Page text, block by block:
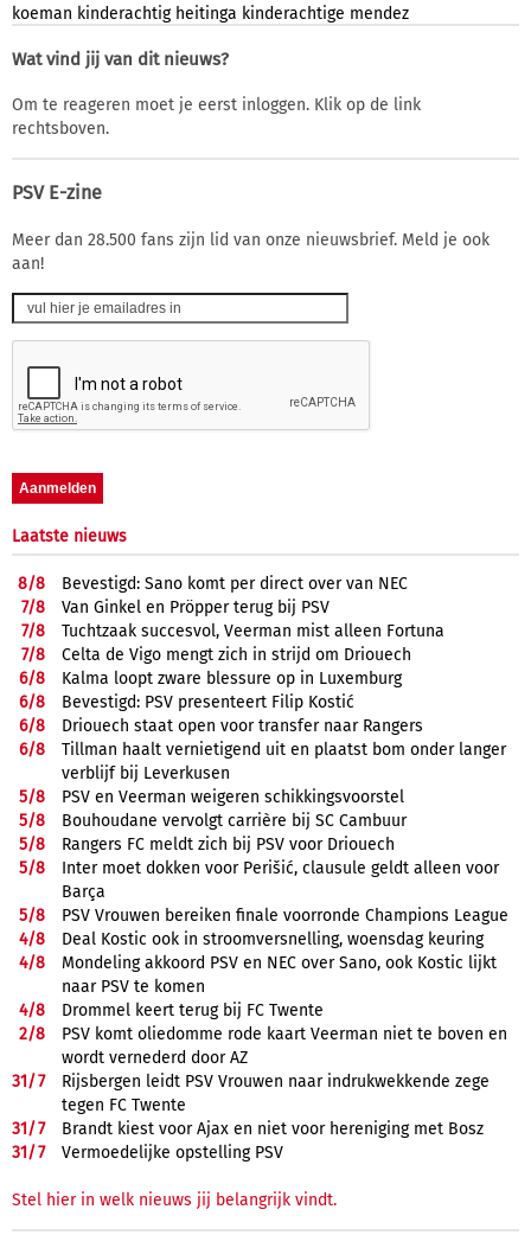
koeman kinderachtig heitinga kinderachtige mendez
Wat vind jij van dit nieuws?
Om te reageren moet je eerst inloggen. Klik op de link
rechtsboven.
PSV E-zine
Meer dan 28.500 fans zijn lid van onze nieuwsbrief. Meld je ook
aan!
Laatste nieuws
8/8
Bevestigd: Sano komt per direct over van NEC
7/8
Van Ginkel en Pröpper terug bij PSV
7/8
Tuchtzaak succesvol, Veerman mist alleen Fortuna
7/8
Celta de Vigo mengt zich in strijd om Driouech
6/8
Kalma loopt zware blessure op in Luxemburg
6/8
Bevestigd: PSV presenteert Filip Kostić
6/8
Driouech staat open voor transfer naar Rangers
6/8
Tillman haalt vernietigend uit en plaatst bom onder langer
verblijf bij Leverkusen
5/8
PSV en Veerman weigeren schikkingsvoorstel
5/8
Bouhoudane vervolgt carrière bij SC Cambuur
5/8
Rangers FC meldt zich bij PSV voor Driouech
5/8
Inter moet dokken voor Perišić, clausule geldt alleen voor
Barça
5/8
PSV Vrouwen bereiken finale voorronde Champions League
4/8
Deal Kostic ook in stroomversnelling, woensdag keuring
4/8
Mondeling akkoord PSV en NEC over Sano, ook Kostic lijkt
naar PSV te komen
4/8
Drommel keert terug bij FC Twente
2/8
PSV komt oliedomme rode kaart Veerman niet te boven en
wordt vernederd door AZ
31/7
Rijsbergen leidt PSV Vrouwen naar indrukwekkende zege
tegen FC Twente
31/7
Brandt kiest voor Ajax en niet voor hereniging met Bosz
31/7 Vermoedelijke opstelling PSV
Stel hier in welk nieuws jij belangrijk vindt.